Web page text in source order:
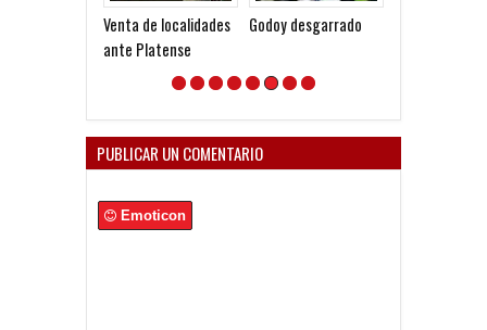
Venta de localidades
ante Platense
Godoy desgarrado
PUBLICAR UN COMENTARIO
Emoticon